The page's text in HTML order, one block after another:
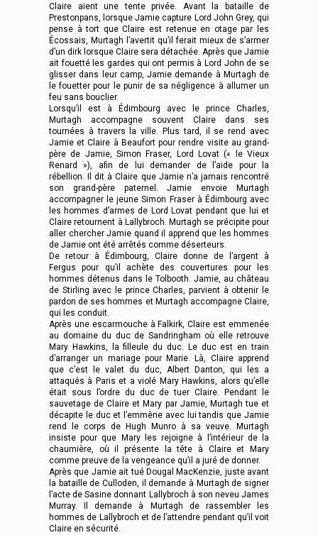
Claire aient une tente privée. Avant la bataille de
Prestonpans, lorsque Jamie capture Lord John Grey, qui
pense à tort que Claire est retenue en otage par les
Écossais, Murtagh l’avertit qu’il ferait mieux de s’armer
d’un dirk lorsque Claire sera détachée. Après que Jamie
ait fouetté les gardes qui ont permis à Lord John de se
glisser dans leur camp, Jamie demande à Murtagh de
le fouetter pour le punir de sa négligence à allumer un
feu sans bouclier.
Lorsqu’il est à Édimbourg avec le prince Charles,
Murtagh accompagne souvent Claire dans ses
tournées à travers la ville. Plus tard, il se rend avec
Jamie et Claire à Beaufort pour rendre visite au grand-
père de Jamie, Simon Fraser, Lord Lovat (« le Vieux
Renard »), afin de lui demander de l’aide pour la
rébellion. Il dit à Claire que Jamie n’a jamais rencontré
son grand-père paternel. Jamie envoie Murtagh
accompagner le jeune Simon Fraser à Édimbourg avec
les hommes d’armes de Lord Lovat pendant que lui et
Claire retournent à Lallybroch. Murtagh se précipite pour
aller chercher Jamie quand il apprend que les hommes
de Jamie ont été arrêtés comme déserteurs.
De retour à Édimbourg, Claire donne de l’argent à
Fergus pour qu’il achète des couvertures pour les
hommes détenus dans le Tolbooth. Jamie, au château
de Stirling avec le prince Charles, parvient à obtenir le
pardon de ses hommes et Murtagh accompagne Claire,
qui les conduit.
Après une escarmouche à Falkirk, Claire est emmenée
au domaine du duc de Sandringham où elle retrouve
Mary Hawkins, la filleule du duc. Le duc est en train
d’arranger un mariage pour Marie. Là, Claire apprend
que c’est le valet du duc, Albert Danton, qui les a
attaqués à Paris et a violé Mary Hawkins, alors qu’elle
était sous l’ordre du duc de tuer Claire. Pendant le
sauvetage de Claire et Mary par Jamie, Murtagh tue et
décapite le duc et l’emmène avec lui tandis que Jamie
rend le corps de Hugh Munro à sa veuve. Murtagh
insiste pour que Mary les rejoigne à l’intérieur de la
chaumière, où il présente la tête à Claire et Mary
comme preuve de la vengeance qu’il a juré de donner.
Après que Jamie ait tué Dougal MacKenzie, juste avant
la bataille de Culloden, il demande à Murtagh de signer
l’acte de Sasine donnant Lallybroch à son neveu James
Murray. Il demande à Murtagh de rassembler les
hommes de Lallybroch et de l’attendre pendant qu’il voit
Claire en sécurité.